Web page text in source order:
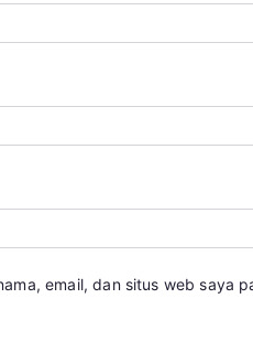
email, dan situs web saya